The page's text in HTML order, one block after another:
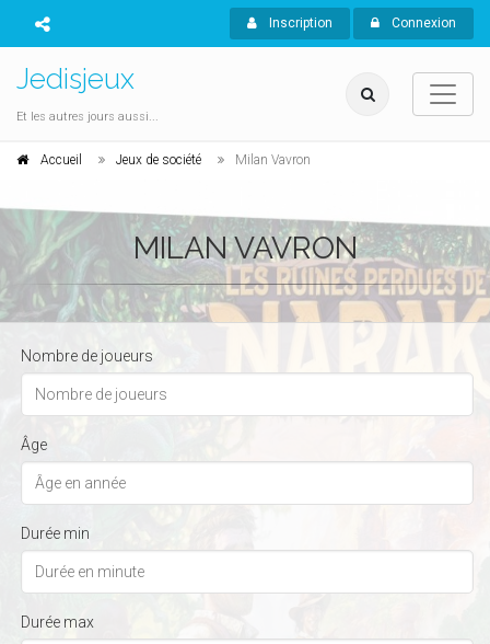
Inscription Connexion
Jedisjeux
Et les autres jours aussi...
Accueil Jeux de société Milan Vavron
MILAN VAVRON
Nombre de joueurs
Âge
Durée min
Durée max